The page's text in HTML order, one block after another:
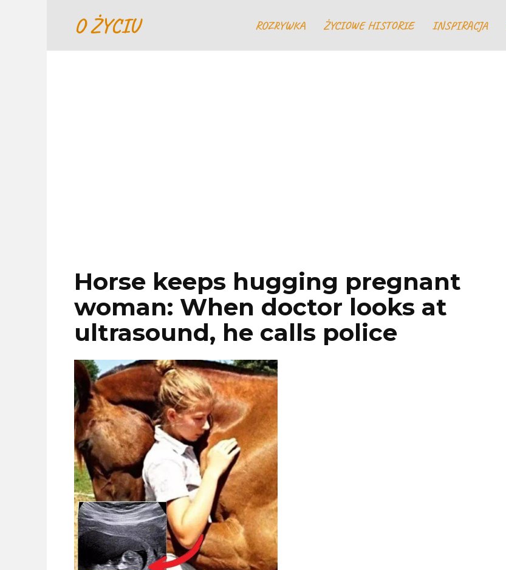
O ŻYCIU ROZRYWKA ŻYCIOWE HISTORIE INSPIRACJA
Horse keeps hugging pregnant
woman: When doctor looks at
ultrasound, he calls police